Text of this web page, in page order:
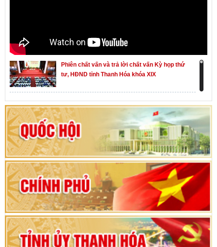
Phiên chất vấn và trả lời chất vấn Kỳ họp thứ
tư, HĐND tỉnh Thanh Hóa khóa XIX
Khai mạc kỳ họp thứ Nhất, Quốc hội khóa XVI
Hướng dẫn quy trình bỏ phiếu bầu cử ĐBQH
khoá XVI và đại biểu HĐND các cấp nhiệm kỳ
2026-2031
80 năm Quốc hội Việt Nam: vì lợi ích Nhân dân,
vì sự phát triển của đất nước
Bộ Chính trị duyệt nội dung Đại hội đại biểu
Đảng bộ tỉnh Thanh Hóa lần thứ XX, nhiệm kỳ
2025 - 2030